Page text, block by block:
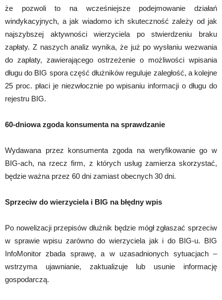
że pozwoli to na wcześniejsze podejmowanie działań
windykacyjnych, a jak wiadomo ich skuteczność zależy od jak
najszybszej aktywności wierzyciela po stwierdzeniu braku
zapłaty. Z naszych analiz wynika, że już po wysłaniu wezwania
do zapłaty, zawierającego ostrzeżenie o możliwości wpisania
długu do BIG spora część dłużników reguluje zaległość, a kolejne
25 proc. płaci je niezwłocznie po wpisaniu informacji o długu do
rejestru BIG.
60-dniowa zgoda konsumenta na sprawdzanie
Wydawana przez konsumenta zgoda na weryfikowanie go w
BIG-ach, na rzecz firm, z których usług zamierza skorzystać,
będzie ważna przez 60 dni zamiast obecnych 30 dni.
Sprzeciw do wierzyciela i BIG na błędny wpis
Po nowelizacji przepisów dłużnik będzie mógł zgłaszać sprzeciw
w sprawie wpisu zarówno do wierzyciela jak i do BIG-u. BIG
InfoMonitor zbada sprawę, a w uzasadnionych sytuacjach –
wstrzyma ujawnianie, zaktualizuje lub usunie informację
gospodarczą.